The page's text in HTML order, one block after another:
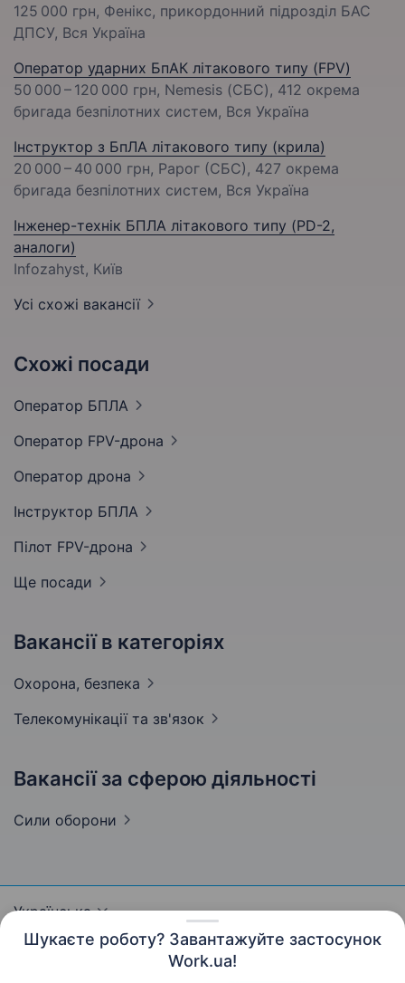
Шукаєте роботу? Завантажуйте застосунок
Work.ua!
125 000 грн, Фенікс, прикордонний підрозділ БАС
ДПСУ, Вся Україна
Оператор ударних БпАК літакового типу (FPV)
50 000 – 120 000 грн, Nemesis (СБС), 412 окрема
бригада безпілотних систем, Вся Україна
Інструктор з БпЛА літакового типу (крила)
20 000 – 40 000 грн, Рарог (СБС), 427 окрема
бригада безпілотних систем, Вся Україна
Інженер-технік БПЛА літакового типу (PD-2,
аналоги)
Infozahyst, Київ
Усі схожі вакансії
Схожі посади
Оператор БПЛА
Оператор FPV-дрона
Оператор дрона
Інструктор БПЛА
Пілот FPV-дрона
Ще посади
Вакансії в категоріях
Охорона, безпека
Телекомунікації та зв'язок
Вакансії за сферою діяльності
Сили оборони
Українська